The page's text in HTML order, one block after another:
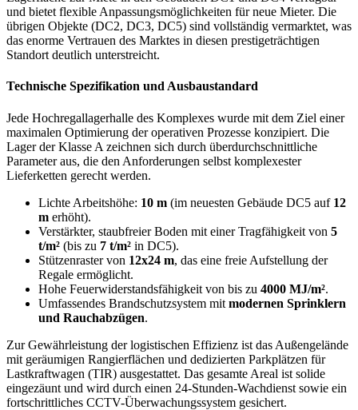
und bietet flexible Anpassungsmöglichkeiten für neue Mieter. Die
übrigen Objekte (DC2, DC3, DC5) sind vollständig vermarktet, was
das enorme Vertrauen des Marktes in diesen prestigeträchtigen
Standort deutlich unterstreicht.
Technische Spezifikation und Ausbaustandard
Jede Hochregallagerhalle des Komplexes wurde mit dem Ziel einer
maximalen Optimierung der operativen Prozesse konzipiert. Die
Lager der Klasse A zeichnen sich durch überdurchschnittliche
Parameter aus, die den Anforderungen selbst komplexester
Lieferketten gerecht werden.
Lichte Arbeitshöhe: 10 m (im neuesten Gebäude DC5 auf 12
m erhöht).
Verstärkter, staubfreier Boden mit einer Tragfähigkeit von 5
t/m² (bis zu 7 t/m² in DC5).
Stützenraster von 12x24 m, das eine freie Aufstellung der
Regale ermöglicht.
Hohe Feuerwiderstandsfähigkeit von bis zu 4000 MJ/m².
Umfassendes Brandschutzsystem mit modernen Sprinklern
und Rauchabzügen.
Zur Gewährleistung der logistischen Effizienz ist das Außengelände
mit geräumigen Rangierflächen und dedizierten Parkplätzen für
Lastkraftwagen (TIR) ausgestattet. Das gesamte Areal ist solide
eingezäunt und wird durch einen 24-Stunden-Wachdienst sowie ein
fortschrittliches CCTV-Überwachungssystem gesichert.